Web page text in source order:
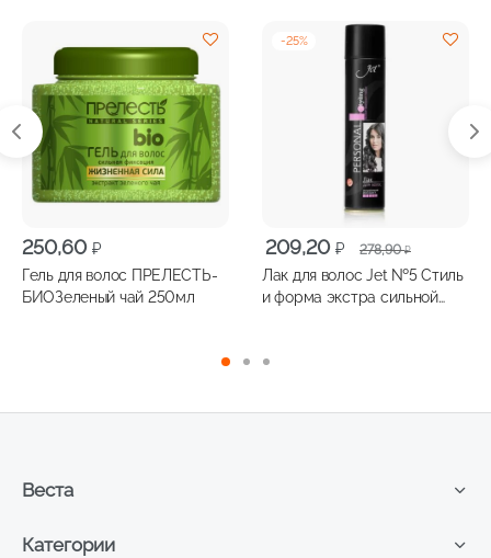
250,60 ₽
Гель для волос ПРЕЛЕСТЬ-
БИОЗеленый чай 250мл
-25%
278,90₽
Первоначальная
цена
составляла
209,20 ₽
Текущая
цена:
209,20 ₽.
Лак для волос Jet №5 Стиль
и форма экстра сильной
Категории
Веста